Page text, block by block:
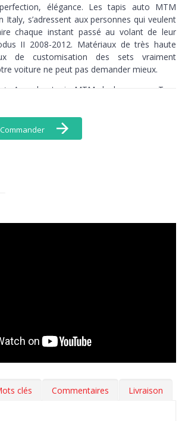
élégance. Les tapis auto MTM
Italy, s’adressent aux personnes qui veulent
chaque instant passé au volant de leur
II 2008-2012. Matériaux de très haute
de customisation des sets vraiment
voiture ne peut pas demander mieux.
Avec les tapis MTM de la gamme Top,
de choix de coloris et de matériaux, et, en
avec votre nom. Il n’y a pas de limites à
2012. Vous pouvez, par ailleurs, décider
une talonnette, pour protéger la zone la
clés Commentaires Livraison